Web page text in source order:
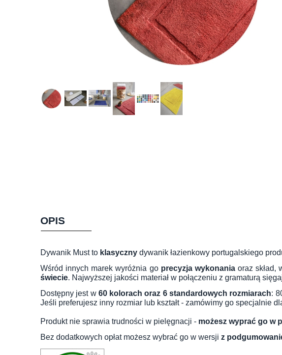
OPIS
Dywanik Must to klasyczny dywanik łazienkowy portugalskiego
Wśród innych marek wyróżnia go precyzja wykonaniaoraz skład,
świecie. Najwyższej jakości materiał w połączeniu z gramaturą
Dostępny jest w 60 kolorach oraz 6 standardowych rozmiarach:
Jeśli preferujesz inny rozmiar lub kształt - zamówimy go specjalnie
Produkt nie sprawia trudności w pielęgnacji - możesz wyprać go w
Bez dodatkowych opłat możesz wybrać go w wersji z